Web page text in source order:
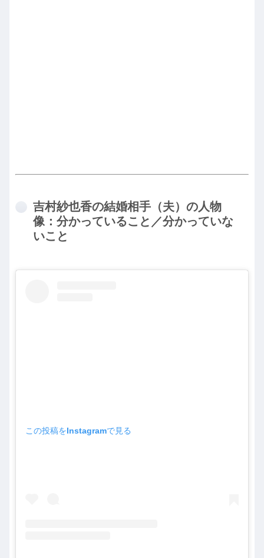
吉村紗也香の結婚相手（夫）の人物
像：分かっていること／分かっていな
いこと
この投稿をInstagramで見る